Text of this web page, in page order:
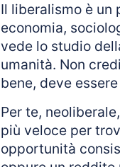
Il liberalismo è un
economia,
vede lo studio
umanità. Non
bene, deve
Per te,
più veloce per
opportunità